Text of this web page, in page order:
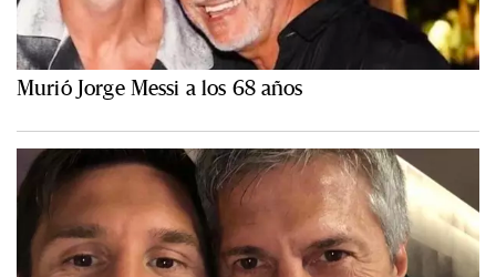
Murió Jorge Messi a los 68 años